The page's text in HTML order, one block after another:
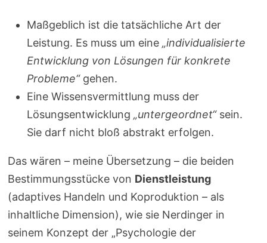
Maßgeblich ist die tatsächliche Art der
Leistung. Es muss um eine„individualisierte
Entwicklung von Lösungen für konkrete
Probleme“ gehen.
Eine Wissensvermittlung muss der
Lösungsentwicklung„untergeordnet“ sein.
Sie darf nicht bloß abstrakt erfolgen.
Das wären – meine Übersetzung – die beiden
Bestimmungsstücke von Dienstleistung
(adaptives Handeln und Koproduktion – als
inhaltliche Dimension), wie sie Nerdinger in
seinem Konzept der „Psychologie der